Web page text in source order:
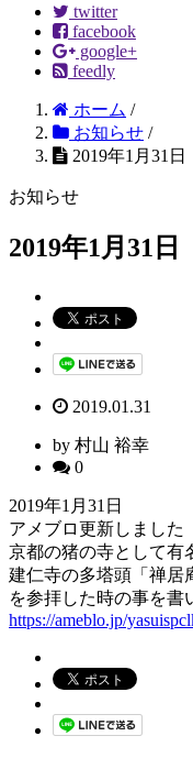
twitter
facebook
google+
feedly
ホーム /
お知らせ /
2019年1月31日
お知らせ
2019年1月31日
2019.01.31
by 村山 裕幸
0
2019年1月31日
アメブロ更新しました
京都の猪の寺として有
建仁寺の多塔頭「禅居
を参拝した時の事を書
https://ameblo.jp/